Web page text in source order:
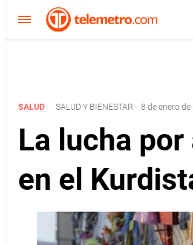
SALUD SALUD Y BIENESTAR - 8 de enero de
La lucha
en el